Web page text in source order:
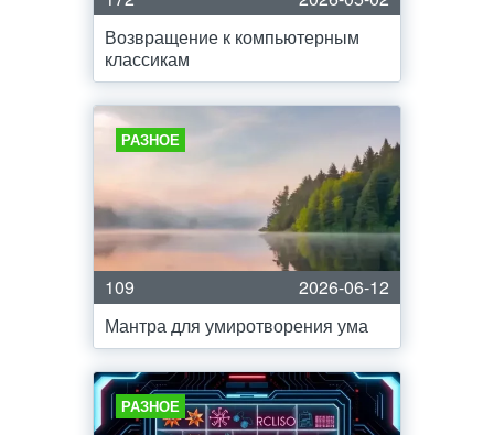
Возвращение к компьютерным
классикам
РАЗНОЕ
109
2026-06-12
Мантра для умиротворения ума
РАЗНОЕ